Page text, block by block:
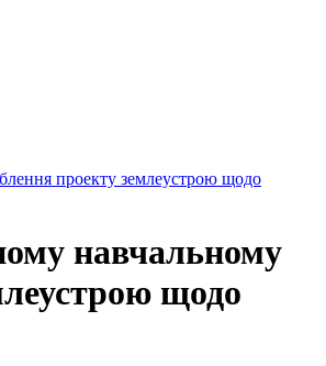
проекту землеустрою щодо
навчальному
щодо